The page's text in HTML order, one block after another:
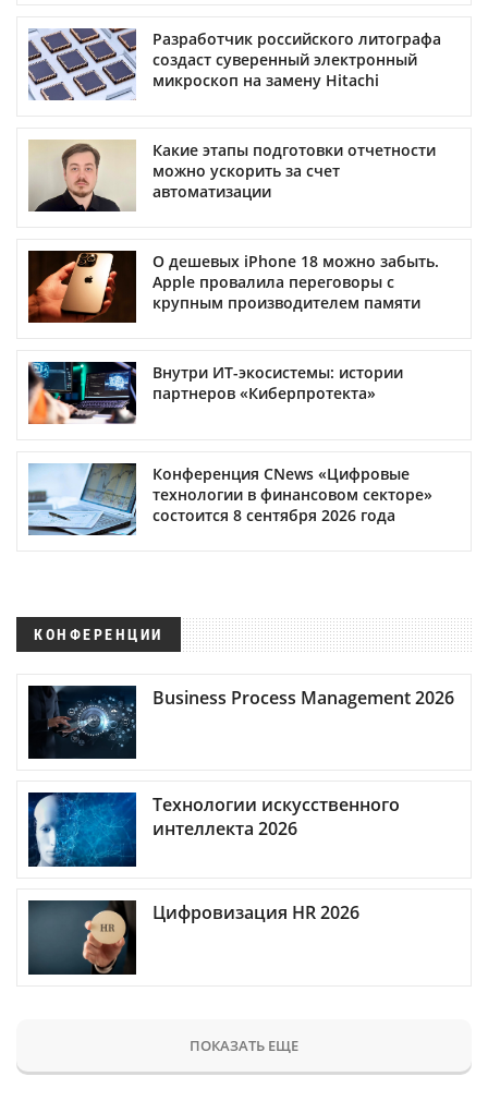
Разработчик российского литографа
создаст суверенный электронный
микроскоп на замену Hitachi
Какие этапы подготовки отчетности
можно ускорить за счет
автоматизации
О дешевых iPhone 18 можно забыть.
Apple провалила переговоры с
крупным производителем памяти
Внутри ИТ-экосистемы: истории
партнеров «Киберпротекта»
Конференция CNews «Цифровые
технологии в финансовом секторе»
состоится 8 сентября 2026 года
КОНФЕРЕНЦИИ
Business Process Management 2026
Технологии искусственного
интеллекта 2026
Цифровизация HR 2026
ПОКАЗАТЬ ЕЩЕ